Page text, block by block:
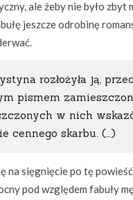
ale żeby nie było zbyt
jeszcze odrobinę
rozłożyła ją,
pismem
w nich
cennego skarbu. (…)
na sięgnięcie po tę
pod względem fabuły